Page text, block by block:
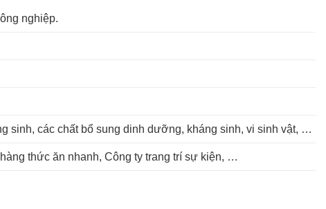
nghiệp.
sinh, các chất bổ sung dinh dưỡng, kháng sinh, vi sinh vật, …
thức ăn nhanh, Công ty trang trí sự kiện, …